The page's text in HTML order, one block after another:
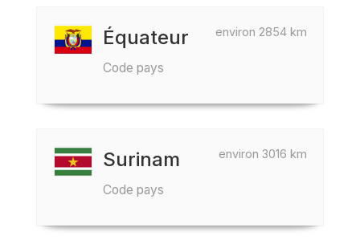
environ 2854 km
Équateur
Code pays
environ 3016 km
Surinam
Code pays